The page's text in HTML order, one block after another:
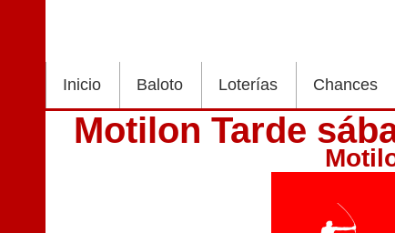
Inicio Baloto Loterías Chances
Motilon Tarde